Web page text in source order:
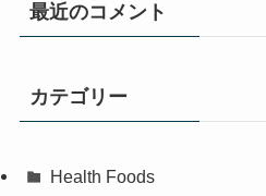
最近のコメント
カテゴリー
Health Foods